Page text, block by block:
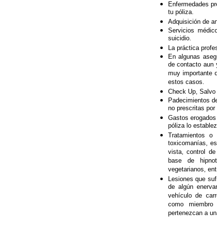
Enfermedades
tu póliza.
Adquisición de
Servicios
suicidio.
La práctica
En algunas
de contacto aun
muy importante
estos casos.
Check Up,
Padecimientos
no prescritas
Gastos
póliza lo
Tratamientos o
toxicomanías,
vista, control
base de
vegetarianos,
Lesiones que
de algún
vehículo de
como
pertenezcan a